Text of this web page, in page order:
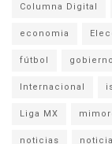
Columna Digital
economia
fútbol gobierno
Internacional
Liga MX
noticias